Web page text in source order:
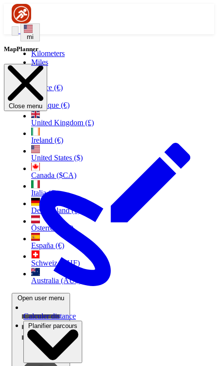
mi
Kilometers
Miles
France (€)
Belgique (€)
United Kingdom (£)
Ireland (€)
United States ($)
Canada ($CA)
Italia (€)
Deutschland (€)
Österreich (€)
España (€)
Schweiz (CHF)
Australia (AU$)
Open user menu
MapPlanner
Close menu
Calculer distance
Planifier parcours